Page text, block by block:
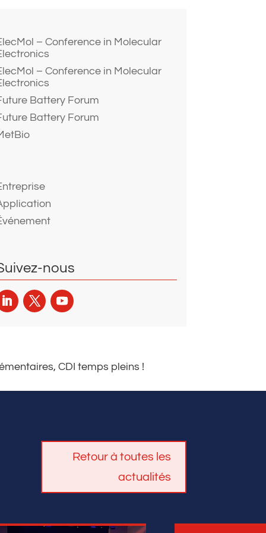
– Conference in Molecular
– Conference in Molecular
Battery Forum
Battery Forum
nous
CDI temps pleins !
Retour à toutes les
actualités